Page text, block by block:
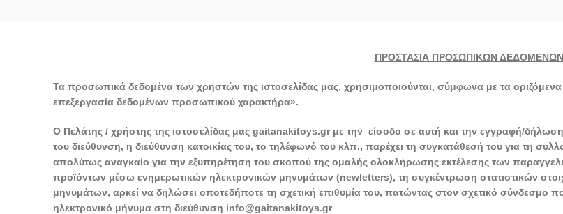
ΠΡΟΣΤΑΣΙΑ ΠΡΟΣΩΠΙΚΩΝ ΔΕΔΟΜΕΝΩΝ
Τα προσωπικά δεδομένα των χρηστών της ιστοσελίδας μας, χρησιμοποιούνται, σύμφωνα με τα
επεξεργασία δεδομένων προσωπικού χαρακτήρα».
Ο Πελάτης / χρήστης της ιστοσελίδας μας gaitanakitoys.gr με την είσοδο σε αυτή και την εγγραφή/
του διεύθυνση, η διεύθυνση κατοικίας του, το τηλέφωνό του κλπ., παρέχει τη συγκατάθεσή του για τη
απολύτως αναγκαίο για την εξυπηρέτηση του σκοπού της ομαλής ολοκλήρωσης εκτέλεσης των
προϊόντων μέσω ενημερωτικών ηλεκτρονικών μηνυμάτων (newletters), τη συγκέντρωση στατιστικών
μηνυμάτων, αρκεί να δηλώσει οποτεδήποτε τη σχετική επιθυμία του, πατώντας στον σχετικό σύνδεσμο
ηλεκτρονικό μήνυμα στη διεύθυνση info@gaitanakitoys.gr